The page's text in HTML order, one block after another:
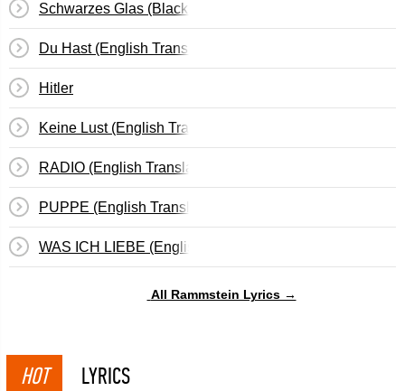
Schwarzes Glas (Black Glass) English
Du Hast (English Translation)
Hitler
Keine Lust (English Translation)
RADIO (English Translation)
PUPPE (English Translation)
WAS ICH LIEBE (English Translation)
All Rammstein Lyrics →
HOT LYRICS